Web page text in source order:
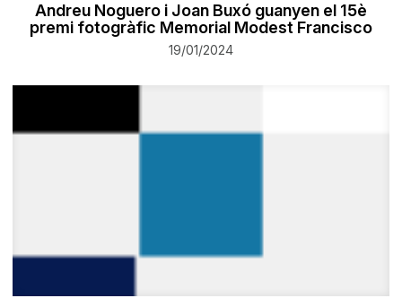
Andreu Noguero i Joan Buxó guanyen el 15è
premi fotogràfic Memorial Modest Francisco
19/01/2024